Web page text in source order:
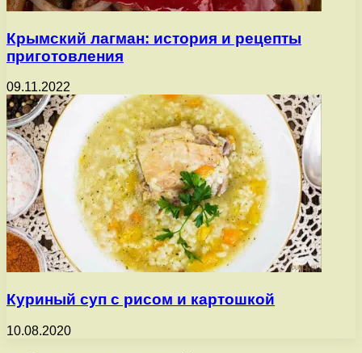
Крымский лагман: история и рецепты
приготовления
09.11.2022
Куриный суп с рисом и картошкой
10.08.2020